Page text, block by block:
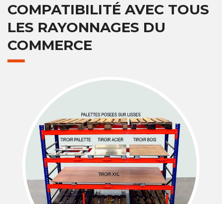
COMPATIBILITÉ AVEC TOUS
LES RAYONNAGES DU
COMMERCE